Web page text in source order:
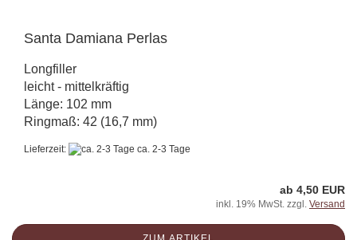
Santa Damiana Perlas
Longfiller
leicht - mittelkräftig
Länge: 102 mm
Ringmaß: 42 (16,7 mm)
Lieferzeit: ca. 2-3 Tage
ab 4,50 EUR
inkl. 19% MwSt. zzgl. Versand